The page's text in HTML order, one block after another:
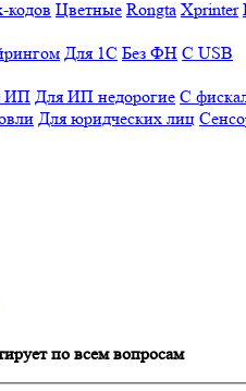
кодов Цветные Rongta Xprinter
Для 1С Без ФН С USB
ИП Для ИП недорогие С
Для юридческих лиц
по всем вопросам